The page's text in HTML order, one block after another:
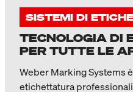
SISTEMI DI
TECNOLOGIA DI
PER TUTTE LE
Weber Marking Systems
etichettatura